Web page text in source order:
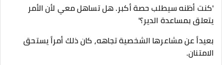
​'كنت أظنه سيطلب حصة أكبر. هل تساهل معي لأن الأمر
يتعلق بمساعدة الدير؟'
بعيداً عن مشاعرها الشخصية تجاهه، كان ذلك أمراً يستحق
الامتنان.